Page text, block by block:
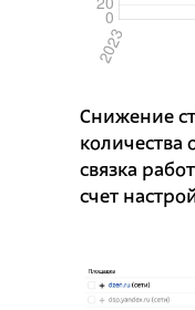
Снижение
количества
связка
счет